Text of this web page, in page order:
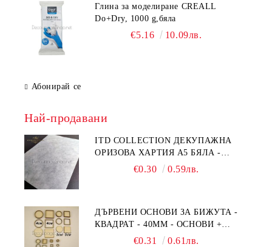
Глина за моделиране CREALL
Do+Dry, 1000 g,бяла
€5.16 10.09лв.
Абонирай се
Най-продавани
ITD COLLECTION ДЕКУПАЖНА
ОРИЗОВА ХАРТИЯ А5 БЯЛА -
€0.30 0.59лв.
ДЪРВЕНИ ОСНОВИ ЗА БИЖУТА -
КВАДРАТ - 40ММ - ОСНОВИ +
€0.31 0.61лв.